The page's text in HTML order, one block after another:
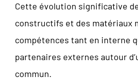
Cette évolution significative
constructifs et des matériaux
compétences tant en interne
partenaires externes autour
commun.